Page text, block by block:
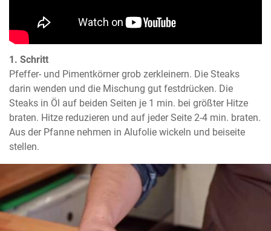
1. Schritt
Pfeffer- und Pimentkörner grob zerkleinern. Die Steaks
darin wenden und die Mischung gut festdrücken. Die
Steaks in Öl auf beiden Seiten je 1 min. bei größter Hitze
braten. Hitze reduzieren und auf jeder Seite 2-4 min. braten.
Aus der Pfanne nehmen in Alufolie wickeln und beiseite
stellen.